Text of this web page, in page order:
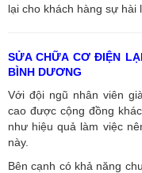
lại cho khách hàng sự hài
SỬA CHỮA CƠ ĐIỆN
BÌNH DƯƠNG
Với đội ngũ nhân viên
cao được cộng đồng
như hiệu quả làm việc
này.
Bên cạnh có khả năng